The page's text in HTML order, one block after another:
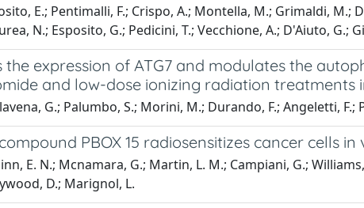
E.; Pentimalli, F.; Crispo, A.; Montella, M.; Grimaldi, M.;
N.; Esposito, G.; Pedicini, T.; Vecchione, A.; D'Aiuto, G.;
the expression of ATG7 and modulates the
and low-dose ionizing radiation treatments
G.; Palumbo, S.; Morini, M.; Durando, F.; Angeletti, F.;
PBOX 15 radiosensitizes cancer cells in
E. N.; Mcnamara, G.; Martin, L. M.; Campiani, G.;
D.; Marignol, L.